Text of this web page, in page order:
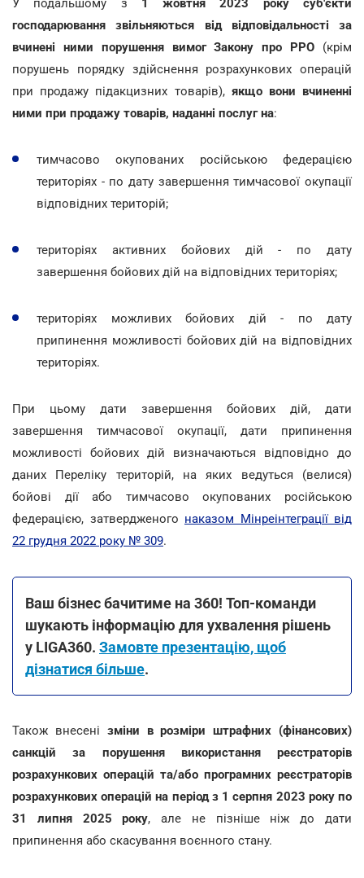
У подальшому з 1 жовтня 2023 року суб'єкти
господарювання звільняються від відповідальності за
вчинені ними порушення вимог Закону про РРО (крім
порушень порядку здійснення розрахункових операцій
при продажу підакцизних товарів), якщо вони вчиненні
ними при продажу товарів, наданні послуг на:
тимчасово окупованих російською федерацією
територіях - по дату завершення тимчасової окупації
відповідних територій;
територіях активних бойових дій - по дату
завершення бойових дій на відповідних територіях;
територіях можливих бойових дій - по дату
припинення можливості бойових дій на відповідних
територіях.
При цьому дати завершення бойових дій, дати
завершення тимчасової окупації, дати припинення
можливості бойових дій визначаються відповідно до
даних Переліку територій, на яких ведуться (велися)
бойові дії або тимчасово окупованих російською
федерацією, затвердженого наказом Мінреінтеграції від
22 грудня 2022 року № 309.
Ваш бізнес бачитиме на 360! Топ-команди
шукають інформацію для ухвалення рішень
у LIGA360. Замовте презентацію, щоб
дізнатися більше.
Також внесені зміни в розміри штрафних (фінансових)
санкцій за порушення використання реєстраторів
розрахункових операцій та/або програмних реєстраторів
розрахункових операцій на період з 1 серпня 2023 року по
31 липня 2025 року, але не пізніше ніж до дати
припинення або скасування воєнного стану.